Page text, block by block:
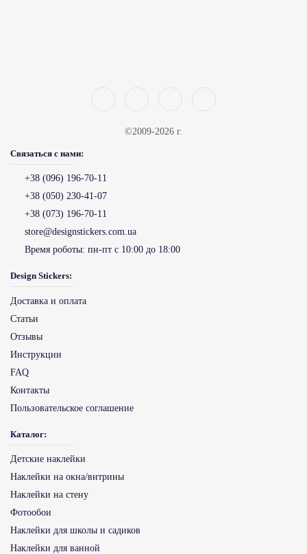
©2009-2026 г.
Связаться с нами:
+38 (096) 196-70-11
+38 (050) 230-41-07
+38 (073) 196-70-11
store@designstickers.com.ua
Время роботы: пн-пт с 10:00 до 18:00
Design Stickers:
Доставка и оплата
Статьи
Отзывы
Инструкции
FAQ
Контакты
Пользовательское соглашение
Каталог:
Детские наклейки
Наклейки на окна/витрины
Наклейки на стену
Фотообои
Наклейки для школы и садиков
Наклейки для ванной